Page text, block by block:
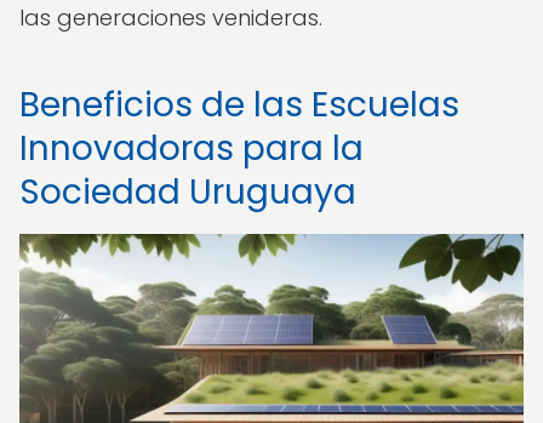
las generaciones venideras.
Beneficios de las Escuelas
Innovadoras para la
Sociedad Uruguaya